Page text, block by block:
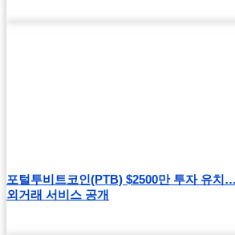
포털투비트코인(PTB) $2500만 투자 유치
외거래 서비스 공개